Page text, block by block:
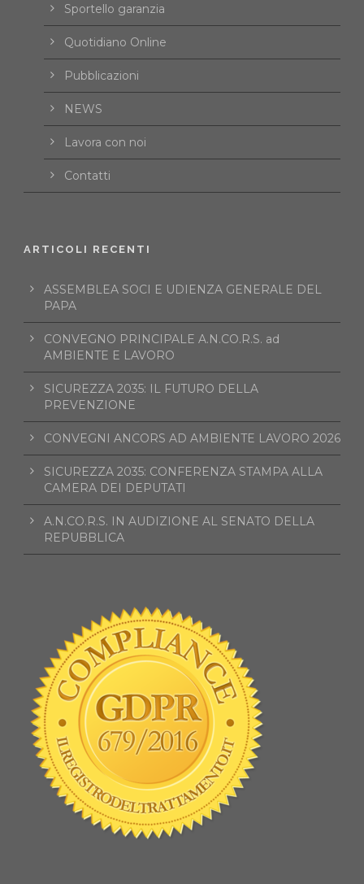
Sportello garanzia
Quotidiano Online
Pubblicazioni
NEWS
Lavora con noi
Contatti
ARTICOLI RECENTI
ASSEMBLEA SOCI E UDIENZA GENERALE DEL
PAPA
CONVEGNO PRINCIPALE A.N.CO.R.S. ad
AMBIENTE E LAVORO
SICUREZZA 2035: IL FUTURO DELLA
PREVENZIONE
CONVEGNI ANCORS AD AMBIENTE LAVORO 2026
SICUREZZA 2035: CONFERENZA STAMPA ALLA
CAMERA DEI DEPUTATI
A.N.CO.R.S. IN AUDIZIONE AL SENATO DELLA
REPUBBLICA